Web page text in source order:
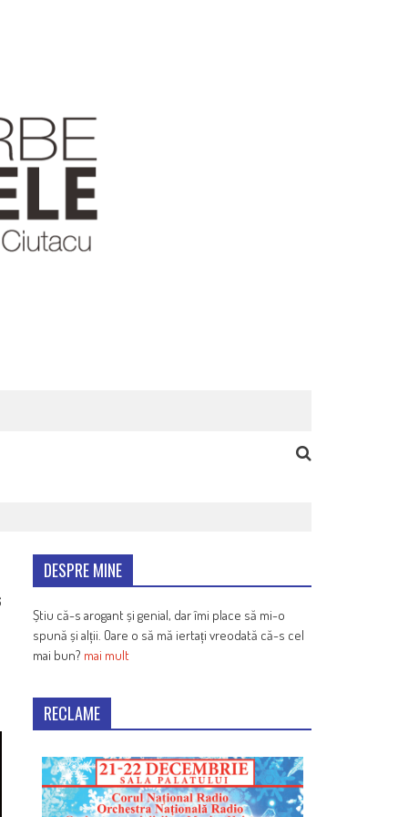
DESPRE MINE
Știu că-s arogant și genial, dar îmi place să mi-o
spună și alții. Oare o să mă iertați vreodată că-s cel
mai bun? mai mult
RECLAME